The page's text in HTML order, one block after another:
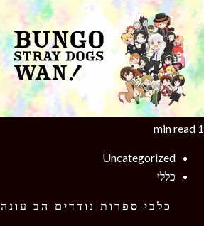
1 min read
Uncategorized
כללי
כלבי ספרות נודדים הב עונה 2 פרקים 5-1